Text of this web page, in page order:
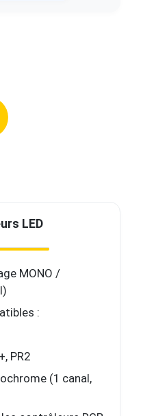
:
PR2
(1 canal,
contrôleurs RGB